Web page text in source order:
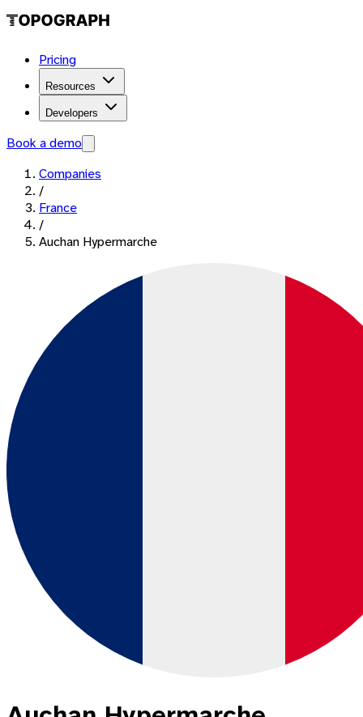
Pricing
Resources
Developers
Book a demo
Companies
/
France
/
Auchan Hypermarche